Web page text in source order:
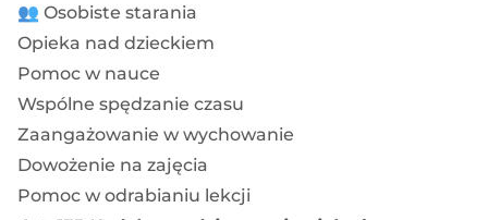
👥 Osobiste starania
Opieka nad dzieckiem
Pomoc w nauce
Wspólne spędzanie czasu
Zaangażowanie w wychowanie
Dowożenie na zajęcia
Pomoc w odrabianiu lekcji